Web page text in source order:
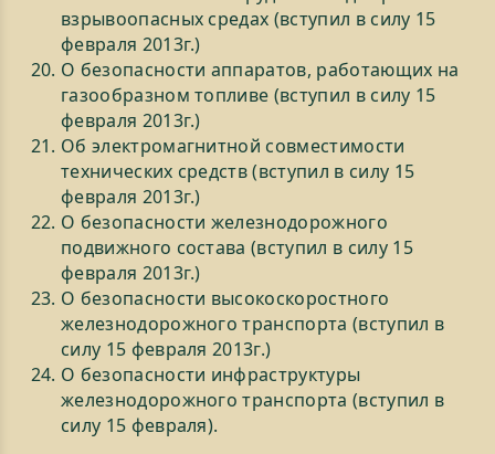
взрывоопасных средах (вступил в силу 15
февраля 2013г.)
О безопасности аппаратов, работающих на
газообразном топливе (вступил в силу 15
февраля 2013г.)
Об электромагнитной совместимости
технических средств (вступил в силу 15
февраля 2013г.)
О безопасности железнодорожного
подвижного состава (вступил в силу 15
февраля 2013г.)
О безопасности высокоскоростного
железнодорожного транспорта (вступил в
силу 15 февраля 2013г.)
О безопасности инфраструктуры
железнодорожного транспорта (вступил в
силу 15 февраля).